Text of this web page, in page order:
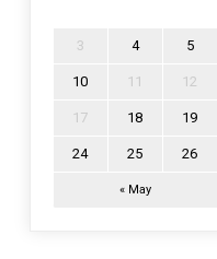
« May
3 4 5
10 11 12
17 18 19
24 25 26